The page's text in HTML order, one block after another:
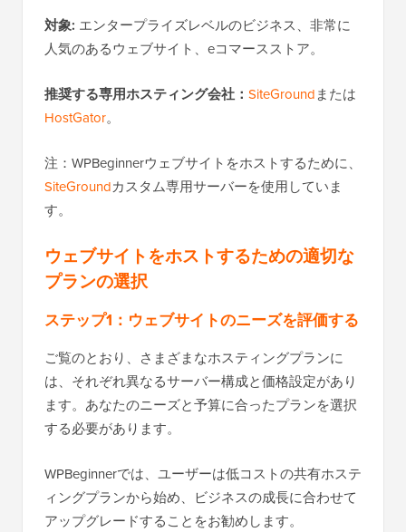
対象: エンタープライズレベルのビジネス、非常に
人気のあるウェブサイト、eコマースストア。
推奨する専用ホスティング会社： SiteGroundまたは
HostGator。
注：WPBeginnerウェブサイトをホストするために、
SiteGroundカスタム専用サーバーを使用していま
す。
ウェブサイトをホストするための適切な
プランの選択
ステップ1：ウェブサイトのニーズを評価する
ご覧のとおり、さまざまなホスティングプランに
は、それぞれ異なるサーバー構成と価格設定があり
ます。あなたのニーズと予算に合ったプランを選択
する必要があります。
WPBeginnerでは、ユーザーは低コストの共有ホステ
ィングプランから始め、ビジネスの成長に合わせて
アップグレードすることをお勧めします。